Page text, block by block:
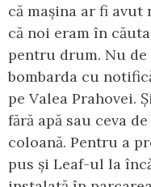
că mașina ar fi
că noi eram în
pentru drum. Nu de
bombarda cu
pe Valea Prahovei.
fără apă sau ceva
coloană. Pentru a
pus și Leaf-ul la